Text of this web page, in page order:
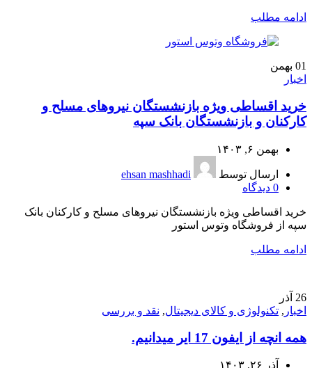
ادامه مطلب
01 بهمن
اخبار
خرید اقساطی ویژه بازنشستگان نیروهای مسلح و
کارکنان و بازنشستگان بانک سپه
بهمن ۶, ۱۴۰۳
ارسال توسط
ehsan mashhadi
0 دیدگاه
خرید اقساطی ویژه بازنشستگان نیروهای مسلح و کارکنان بانک
سپه از فروشگاه وتوس استور
ادامه مطلب
26 آذر
اخبار , تکنولوژی و کالای دیجیتال, نقد و بررسی
همه انچه از ایفون 17 ایر میدانیم.
آذر ۲۶, ۱۴۰۳